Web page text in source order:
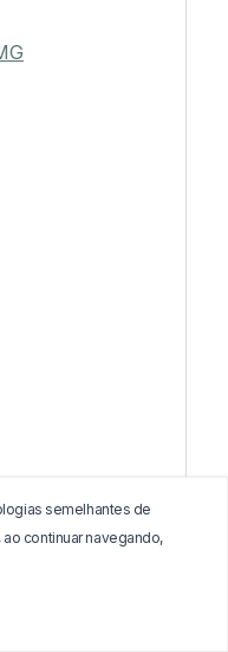
semelhantes de
ao continuar navegando,